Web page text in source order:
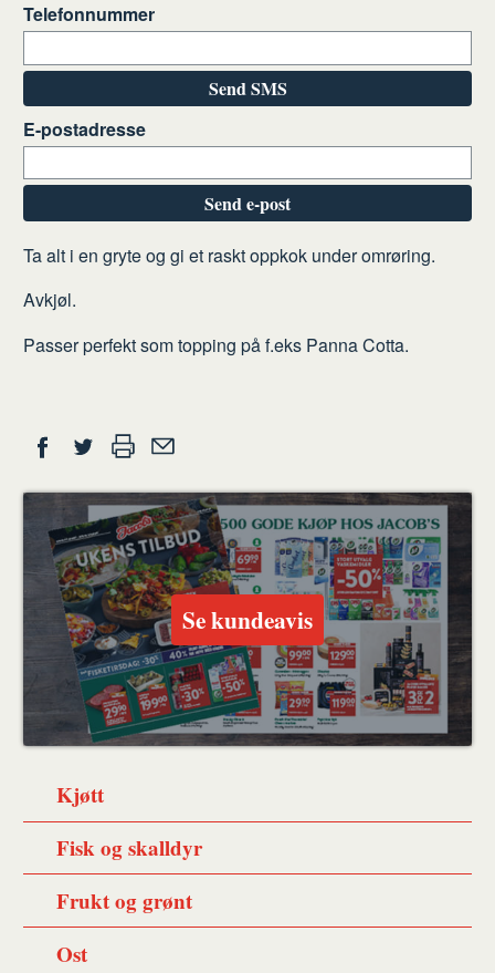
Telefonnummer
Send SMS
E-postadresse
Send e-post
Slik
gjør
du
Ta alt i en gryte og gi et raskt oppkok under omrøring.
Avkjøl.
Passer perfekt som topping på f.eks Panna Cotta.
Del
på
Facebook
på
Twitter
ut en
venn
Se kundeavis
Kjøtt
Fisk og skalldyr
Frukt og grønt
Ost